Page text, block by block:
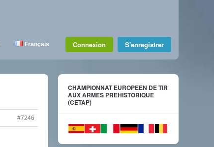
Français Connexion S'enregistrer
#7246
CHAMPIONNAT EUROPEEN DE TIR
AUX ARMES PREHISTORIQUE
(CETAP)